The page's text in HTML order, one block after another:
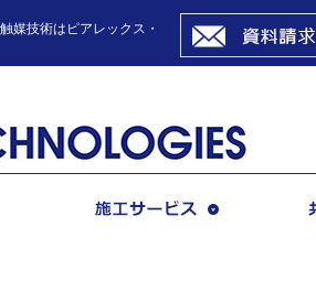
媒技術はピアレックス・
施工サービ